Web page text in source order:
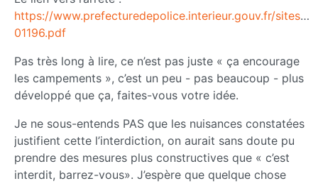
https://www.prefecturedepolice.interieur.gouv.fr/sites/
01196.pdf
Pas très long à lire, ce n’est pas juste « ça encourage
les campements », c’est un peu - pas beaucoup - plus
développé que ça, faites-vous votre idée.
Je ne sous-entends PAS que les nuisances constatées
justifient cette l’interdiction, on aurait sans doute pu
prendre des mesures plus constructives que « c’est
interdit, barrez-vous». J’espère que quelque chose